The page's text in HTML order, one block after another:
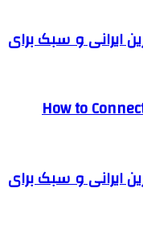
ایرانی و سبک برای
How to
ایرانی و سبک برای